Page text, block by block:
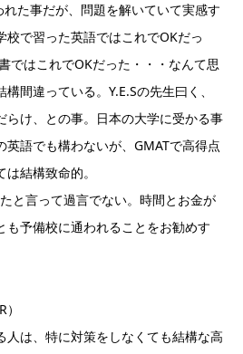
れた事だが、問題を解いていて実感す
校で習った英語ではこれでOKだっ
ではこれでOKだった・・・なんて思
間違っている。Y.E.Sの先生曰く、
らけ、との事。日本の大学に受かる事
英語でも構わないが、GMATで高得点
結構致命的。
と言って過言でない。時間とお金が
も予備校に通われることをお勧めす
人は、特に対策をしなくても結構な高